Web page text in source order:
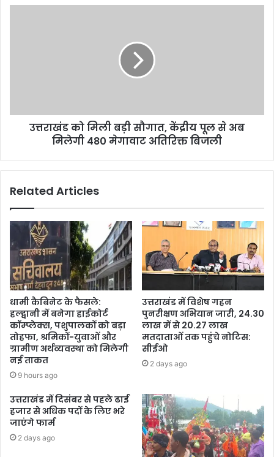
उत्तराखंड को मिली बड़ी सौगात, केंद्रीय पूल से अब
मिलेगी 480 मेगावाट अतिरिक्त बिजली
Related Articles
धामी कैबिनेट के फैसले:
हल्द्वानी में बनेगा हाईकोर्ट
कॉम्प्लेक्स, पशुपालकों को बड़ा
तोहफा, श्रमिकों-युवाओं और
ग्रामीण अर्थव्यवस्था को मिलेगी
नई ताकत
9 hours ago
उत्तराखंड में विशेष गहन
पुनरीक्षण अभियान जारी, 24.30
लाख में से 20.27 लाख
मतदाताओं तक पहुंचे नोटिस:
सीईओ
2 days ago
उत्तराखंड में दिसंबर से पहले ढाई
हजार से अधिक पदों के लिए भरे
जाएंगे फार्म
2 days ago